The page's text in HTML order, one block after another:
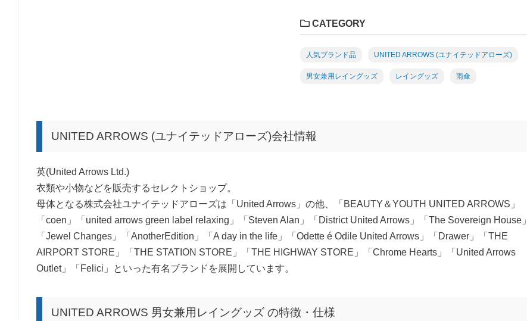
CATEGORY
人気ブランド品 UNITED ARROWS (ユナイテッドアローズ)
男女兼用レイングッズ レイングッズ 雨傘
UNITED ARROWS (ユナイテッドアローズ)会社情報
英(United Arrows Ltd.)
衣類や小物などを販売するセレクトショップ。
母体となる株式会社ユナイテッドアローズは「United Arrows」の他、「BEAUTY＆YOUTH UNITED ARROWS」
「coen」「united arrows green label relaxing」「Steven Alan」「District United Arrows」「The Sovereign House」
「Jewel Changes」「AnotherEdition」「A day in the life」「Odette é Odile United Arrows」「Drawer」「THE
AIRPORT STORE」「THE STATION STORE」「THE HIGHWAY STORE」「Chrome Hearts」「United Arrows
Outlet」「Felici」といった有名ブランドを展開しています。
UNITED ARROWS 男女兼用レイングッズ の特徴・仕様